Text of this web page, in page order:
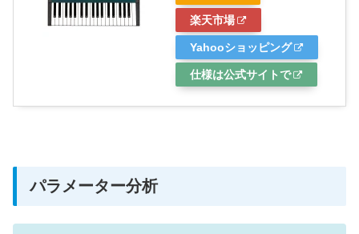
楽天市場
Yahooショッピング
仕様は公式サイトで
パラメーター分析